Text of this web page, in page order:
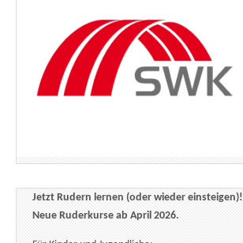
Jetzt Rudern lernen (oder wieder einsteigen)!
Neue Ruderkurse ab April 2026.